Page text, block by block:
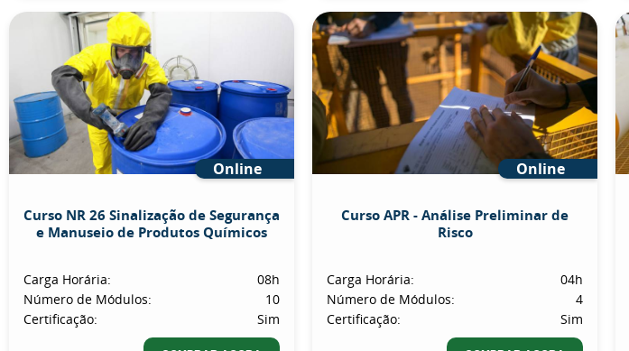
Online
Curso NR 26 Sinalização de Segurança
e Manuseio de Produtos Químicos
Carga Horária:
08h
Número de Módulos:
10
Certificação:
Sim
Online
Curso APR - Análise Preliminar de
Risco
Carga Horária:
04h
Número de Módulos:
4
Certificação:
Sim